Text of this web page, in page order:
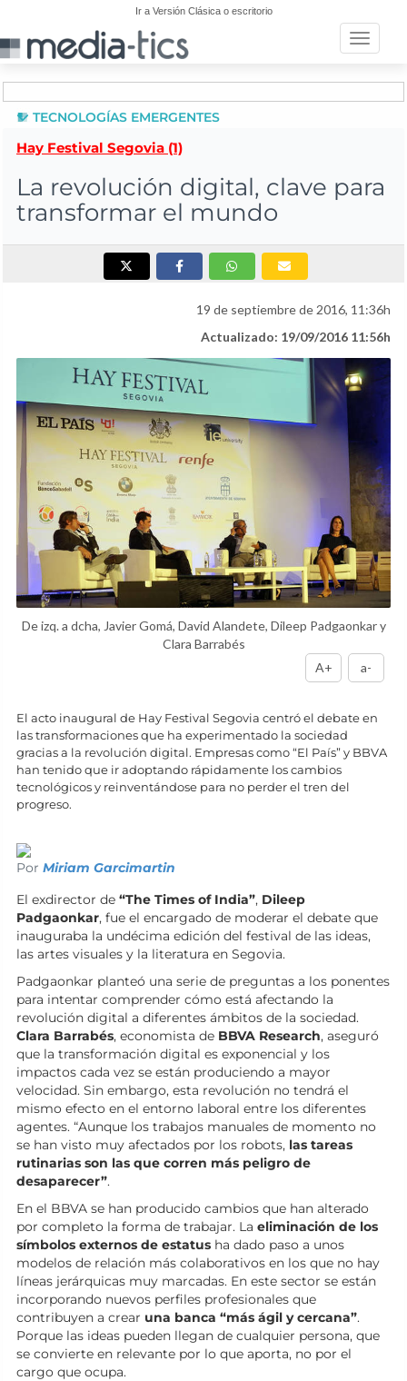
Ir a Versión Clásica o escritorio
Toggle
TECNOLOGÍAS EMERGENTES
Hay Festival Segovia (1)
La revolución digital, clave para
transformar el mundo
19 de septiembre de 2016, 11:36h
Actualizado: 19/09/2016 11:56h
De izq. a dcha, Javier Gomá, David Alandete, Dileep Padgaonkar y
Clara Barrabés
A+
a-
El acto inaugural de Hay Festival Segovia centró el debate en
las transformaciones que ha experimentado la sociedad
gracias a la revolución digital. Empresas como “El País” y BBVA
han tenido que ir adoptando rápidamente los cambios
tecnológicos y reinventándose para no perder el tren del
progreso.
Por Miriam Garcimartin
El exdirector de “The Times of India”, Dileep
Padgaonkar, fue el encargado de moderar el debate que
inauguraba la undécima edición del festival de las ideas,
las artes visuales y la literatura en Segovia.
Padgaonkar planteó una serie de preguntas a los ponentes
para intentar comprender cómo está afectando la
revolución digital a diferentes ámbitos de la sociedad.
Clara Barrabés, economista de BBVA Research, aseguró
que la transformación digital es exponencial y los
impactos cada vez se están produciendo a mayor
velocidad. Sin embargo, esta revolución no tendrá el
mismo efecto en el entorno laboral entre los diferentes
agentes. “Aunque los trabajos manuales de momento no
se han visto muy afectados por los robots, las tareas
rutinarias son las que corren más peligro de
desaparecer”.
En el BBVA se han producido cambios que han alterado
por completo la forma de trabajar. La eliminación de los
símbolos externos de estatus ha dado paso a unos
modelos de relación más colaborativos en los que no hay
líneas jerárquicas muy marcadas. En este sector se están
incorporando nuevos perfiles profesionales que
contribuyen a crear una banca “más ágil y cercana”.
Porque las ideas pueden llegan de cualquier persona, que
se convierte en relevante por lo que aporta, no por el
cargo que ocupa.